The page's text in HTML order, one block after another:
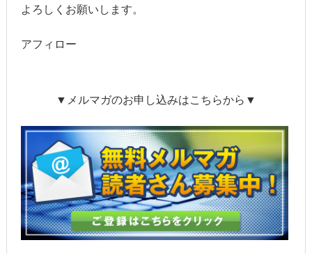
よろしくお願いします。
アフィロー
▼メルマガのお申し込みはこちらから▼